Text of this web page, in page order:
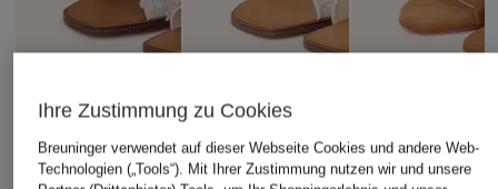
Ihre Zustimmung zu Cookies
Breuninger verwendet auf dieser Webseite Cookies und andere Web-
Technologien („Tools“). Mit Ihrer Zustimmung nutzen wir und unsere